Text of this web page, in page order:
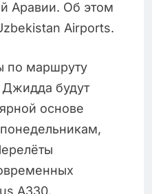
Аравии. Об этом
Airports.
по маршруту
будут
основе
A330.